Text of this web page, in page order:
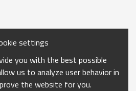
settings
you with the best possible
us to analyze user behavior in
the website for you.